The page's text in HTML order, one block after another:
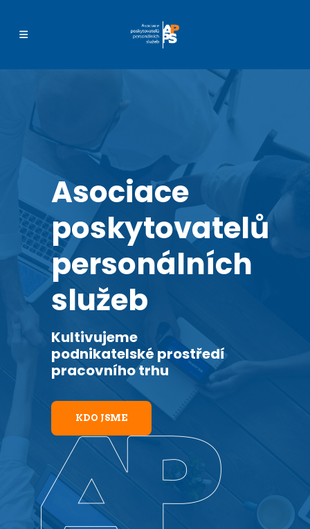
Asociace
poskytovatelů
personálních
služeb
Kultivujeme
podnikatelské prostředí
pracovního trhu
KDO JSME